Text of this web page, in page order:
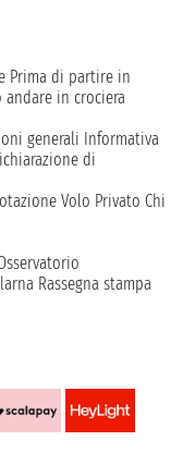
Prima di partire in
andare in crociera
generali Informativa
di
Volo Privato Chi
Rassegna stampa